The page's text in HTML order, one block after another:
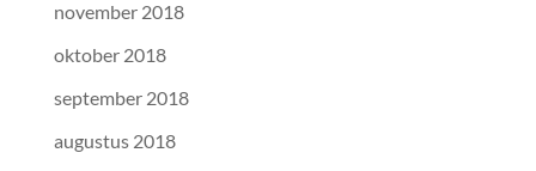
november 2018
oktober 2018
september 2018
augustus 2018